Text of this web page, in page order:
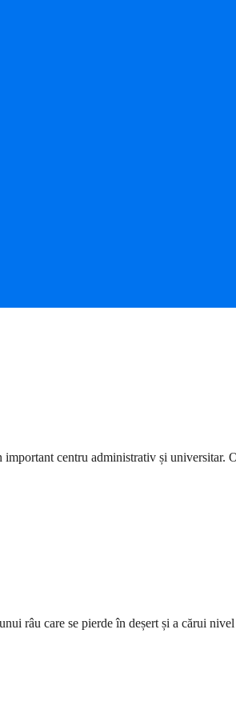
centru administrativ și
râu care se pierde în deșert și a cărui